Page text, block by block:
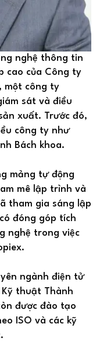
nghệ thông tin
cao của Công ty
một công ty
sát và điều
xuất. Trước đó,
công ty như
Bách khoa.
mảng tự động
mê lập trình và
tham gia sáng lập
đóng góp tích
nghệ trong việc
ngành điện tử
thuật Thành
được đào tạo
ISO và các kỹ